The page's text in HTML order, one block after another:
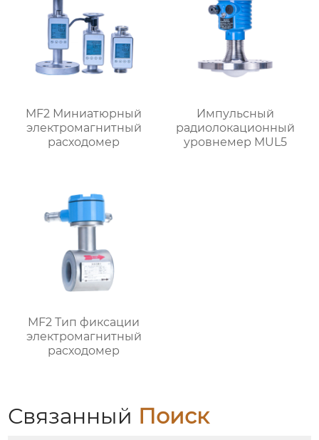
MF2 Миниатюрный
электромагнитный
расходомер
Импульсный
радиолокационный
уровнемер MUL5
MF2 Тип фиксации
электромагнитный
расходомер
Связанный Поиск